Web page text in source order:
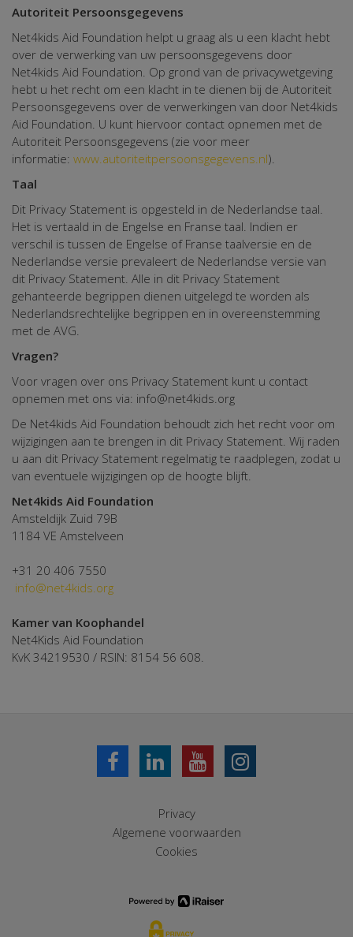
Autoriteit Persoonsgegevens
Net4kids Aid Foundation helpt u graag als u een klacht hebt
over de verwerking van uw persoonsgegevens door
Net4kids Aid Foundation. Op grond van de privacywetgeving
hebt u het recht om een klacht in te dienen bij de Autoriteit
Persoonsgegevens over de verwerkingen van door Net4kids
Aid Foundation. U kunt hiervoor contact opnemen met de
Autoriteit Persoonsgegevens (zie voor meer
informatie: www.autoriteitpersoonsgegevens.nl).
Taal
Dit Privacy Statement is opgesteld in de Nederlandse taal.
Het is vertaald in de Engelse en Franse taal. Indien er
verschil is tussen de Engelse of Franse taalversie en de
Nederlandse versie prevaleert de Nederlandse versie van
dit Privacy Statement. Alle in dit Privacy Statement
gehanteerde begrippen dienen uitgelegd te worden als
Nederlandsrechtelijke begrippen en in overeenstemming
met de AVG.
Vragen?
Voor vragen over ons Privacy Statement kunt u contact
opnemen met ons via: info@net4kids.org
De Net4kids Aid Foundation behoudt zich het recht voor om
wijzigingen aan te brengen in dit Privacy Statement. Wij raden
u aan dit Privacy Statement regelmatig te raadplegen, zodat u
van eventuele wijzigingen op de hoogte blijft.
Net4kids Aid Foundation
Amsteldijk Zuid 79B
1184 VE Amstelveen
+31 20 406 7550
info@net4kids.org
Kamer van Koophandel
Net4Kids Aid Foundation
KvK 34219530 / RSIN: 8154 56 608.
Privacy
Algemene voorwaarden
Cookies